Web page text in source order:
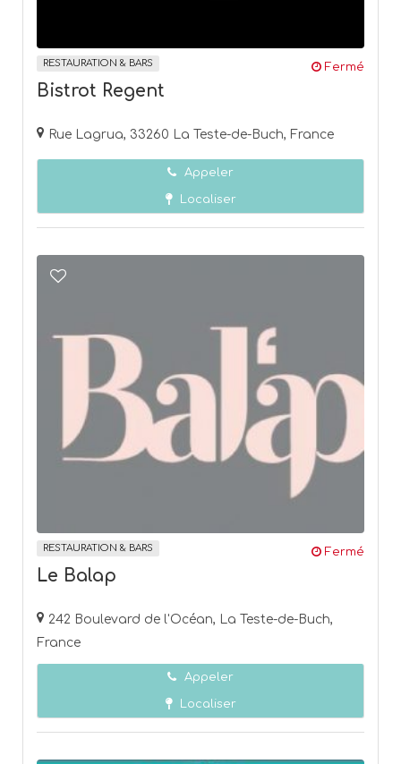
RESTAURATION & BARS Fermé
Bistrot Regent
Rue Lagrua, 33260 La Teste-de-Buch, France
Appeler
Localiser
RESTAURATION & BARS Fermé
Le Balap
242 Boulevard de l'Océan, La Teste-de-Buch,
France
Appeler
Localiser